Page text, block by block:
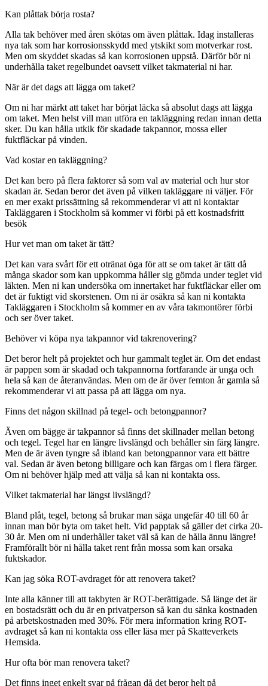
Kan plåttak börja rosta?
Alla tak behöver med åren skötas om även plåttak. Idag installeras
nya tak som har korrosionsskydd med ytskikt som motverkar rost.
Men om skyddet skadas så kan korrosionen uppstå. Därför bör ni
underhålla taket regelbundet oavsett vilket takmaterial ni har.
När är det dags att lägga om taket?
Om ni har märkt att taket har börjat läcka så absolut dags att lägga
om taket. Men helst vill man utföra en takläggning redan innan detta
sker. Du kan hålla utkik för skadade takpannor, mossa eller
fuktfläckar på vinden.
Vad kostar en takläggning?
Det kan bero på flera faktorer så som val av material och hur stor
skadan är. Sedan beror det även på vilken takläggare ni väljer. För
en mer exakt prissättning så rekommenderar vi att ni kontaktar
Takläggaren i Stockholm så kommer vi förbi på ett kostnadsfritt
besök
Hur vet man om taket är tätt?
Det kan vara svårt för ett otränat öga för att se om taket är tätt då
många skador som kan uppkomma håller sig gömda under teglet vid
läkten. Men ni kan undersöka om innertaket har fuktfläckar eller om
det är fuktigt vid skorstenen. Om ni är osäkra så kan ni kontakta
Takläggaren i Stockholm så kommer en av våra takmontörer förbi
och ser över taket.
Behöver vi köpa nya takpannor vid takrenovering?
Det beror helt på projektet och hur gammalt teglet är. Om det endast
är pappen som är skadad och takpannorna fortfarande är unga och
hela så kan de återanvändas. Men om de är över femton år gamla så
rekommenderar vi att passa på att lägga om nya.
Finns det någon skillnad på tegel- och betongpannor?
Även om bägge är takpannor så finns det skillnader mellan betong
och tegel. Tegel har en längre livslängd och behåller sin färg längre.
Men de är även tyngre så ibland kan betongpannor vara ett bättre
val. Sedan är även betong billigare och kan färgas om i flera färger.
Om ni behöver hjälp med att välja så kan ni kontakta oss.
Vilket takmaterial har längst livslängd?
Bland plåt, tegel, betong så brukar man säga ungefär 40 till 60 år
innan man bör byta om taket helt. Vid papptak så gäller det cirka 20-
30 år. Men om ni underhåller taket väl så kan de hålla ännu längre!
Framförallt bör ni hålla taket rent från mossa som kan orsaka
fuktskador.
Kan jag söka ROT-avdraget för att renovera taket?
Inte alla känner till att takbyten är ROT-berättigade. Så länge det är
en bostadsrätt och du är en privatperson så kan du sänka kostnaden
på arbetskostnaden med 30%. För mera information kring ROT-
avdraget så kan ni kontakta oss eller läsa mer på Skatteverkets
Hemsida.
Hur ofta bör man renovera taket?
Det finns inget enkelt svar på frågan då det beror helt på